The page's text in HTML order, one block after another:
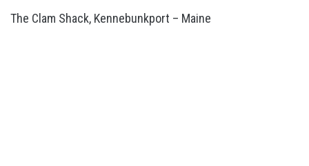
The Clam Shack, Kennebunkport – Maine